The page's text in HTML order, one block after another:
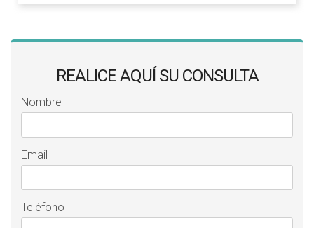
REALICE AQUÍ SU CONSULTA
Nombre
Email
Teléfono